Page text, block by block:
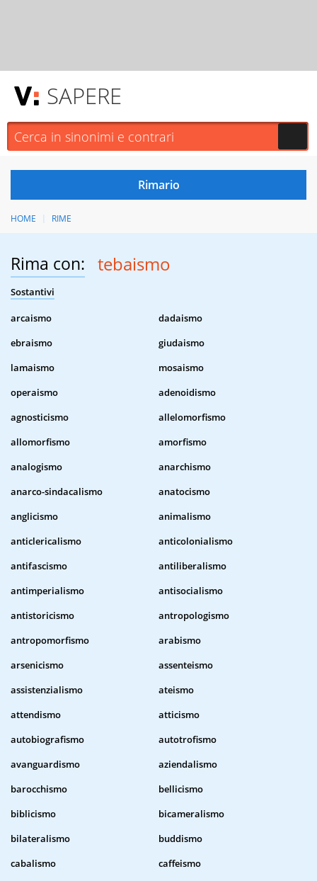
SAPERE
HOME RIME
Rima con: tebaismo
Sostantivi
arcaismo
dadaismo
ebraismo
giudaismo
lamaismo
mosaismo
operaismo
adenoidismo
agnosticismo
allelomorfismo
allomorfismo
amorfismo
analogismo
anarchismo
anarco-sindacalismo
anatocismo
anglicismo
animalismo
anticlericalismo
anticolonialismo
antifascismo
antiliberalismo
antimperialismo
antisocialismo
antistoricismo
antropologismo
antropomorfismo
arabismo
arsenicismo
assenteismo
assistenzialismo
ateismo
attendismo
atticismo
autobiografismo
autotrofismo
avanguardismo
aziendalismo
barocchismo
bellicismo
biblicismo
bicameralismo
bilateralismo
buddismo
cabalismo
caffeismo